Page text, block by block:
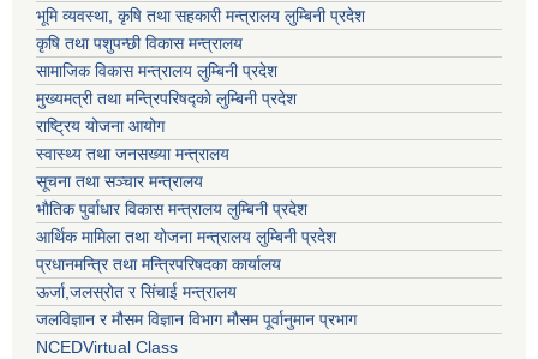
भूमि व्यवस्था, कृषि तथा सहकारी मन्त्रालय लुम्बिनी प्रदेश
कृषि तथा पशुपन्छी विकास मन्त्रालय
सामाजिक विकास मन्त्रालय लुम्बिनी प्रदेश
मुख्यमत्री तथा मन्त्रिपरिषद्काे लुम्बिनी प्रदेश
राष्ट्रिय योजना आयोग
स्वास्थ्य तथा जनसख्या मन्त्रालय
सूचना तथा सञ्चार मन्त्रालय
भाैतिक पुर्वाधार विकास मन्त्रालय लुम्बिनी प्रदेश
आर्थिक मामिला तथा योजना मन्त्रालय लुम्बिनी प्रदेश
प्रधानमन्त्रि तथा मन्त्रिपरिषदका कार्यालय
ऊर्जा,जलस्रोत र सिंचाई मन्त्रालय
जलविज्ञान र मौसम विज्ञान विभाग मौसम पूर्वानुमान प्रभाग
NCEDVirtual Class